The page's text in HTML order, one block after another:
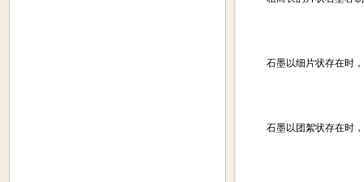
石墨以细片状存在时，
石墨以团絮状存在时，